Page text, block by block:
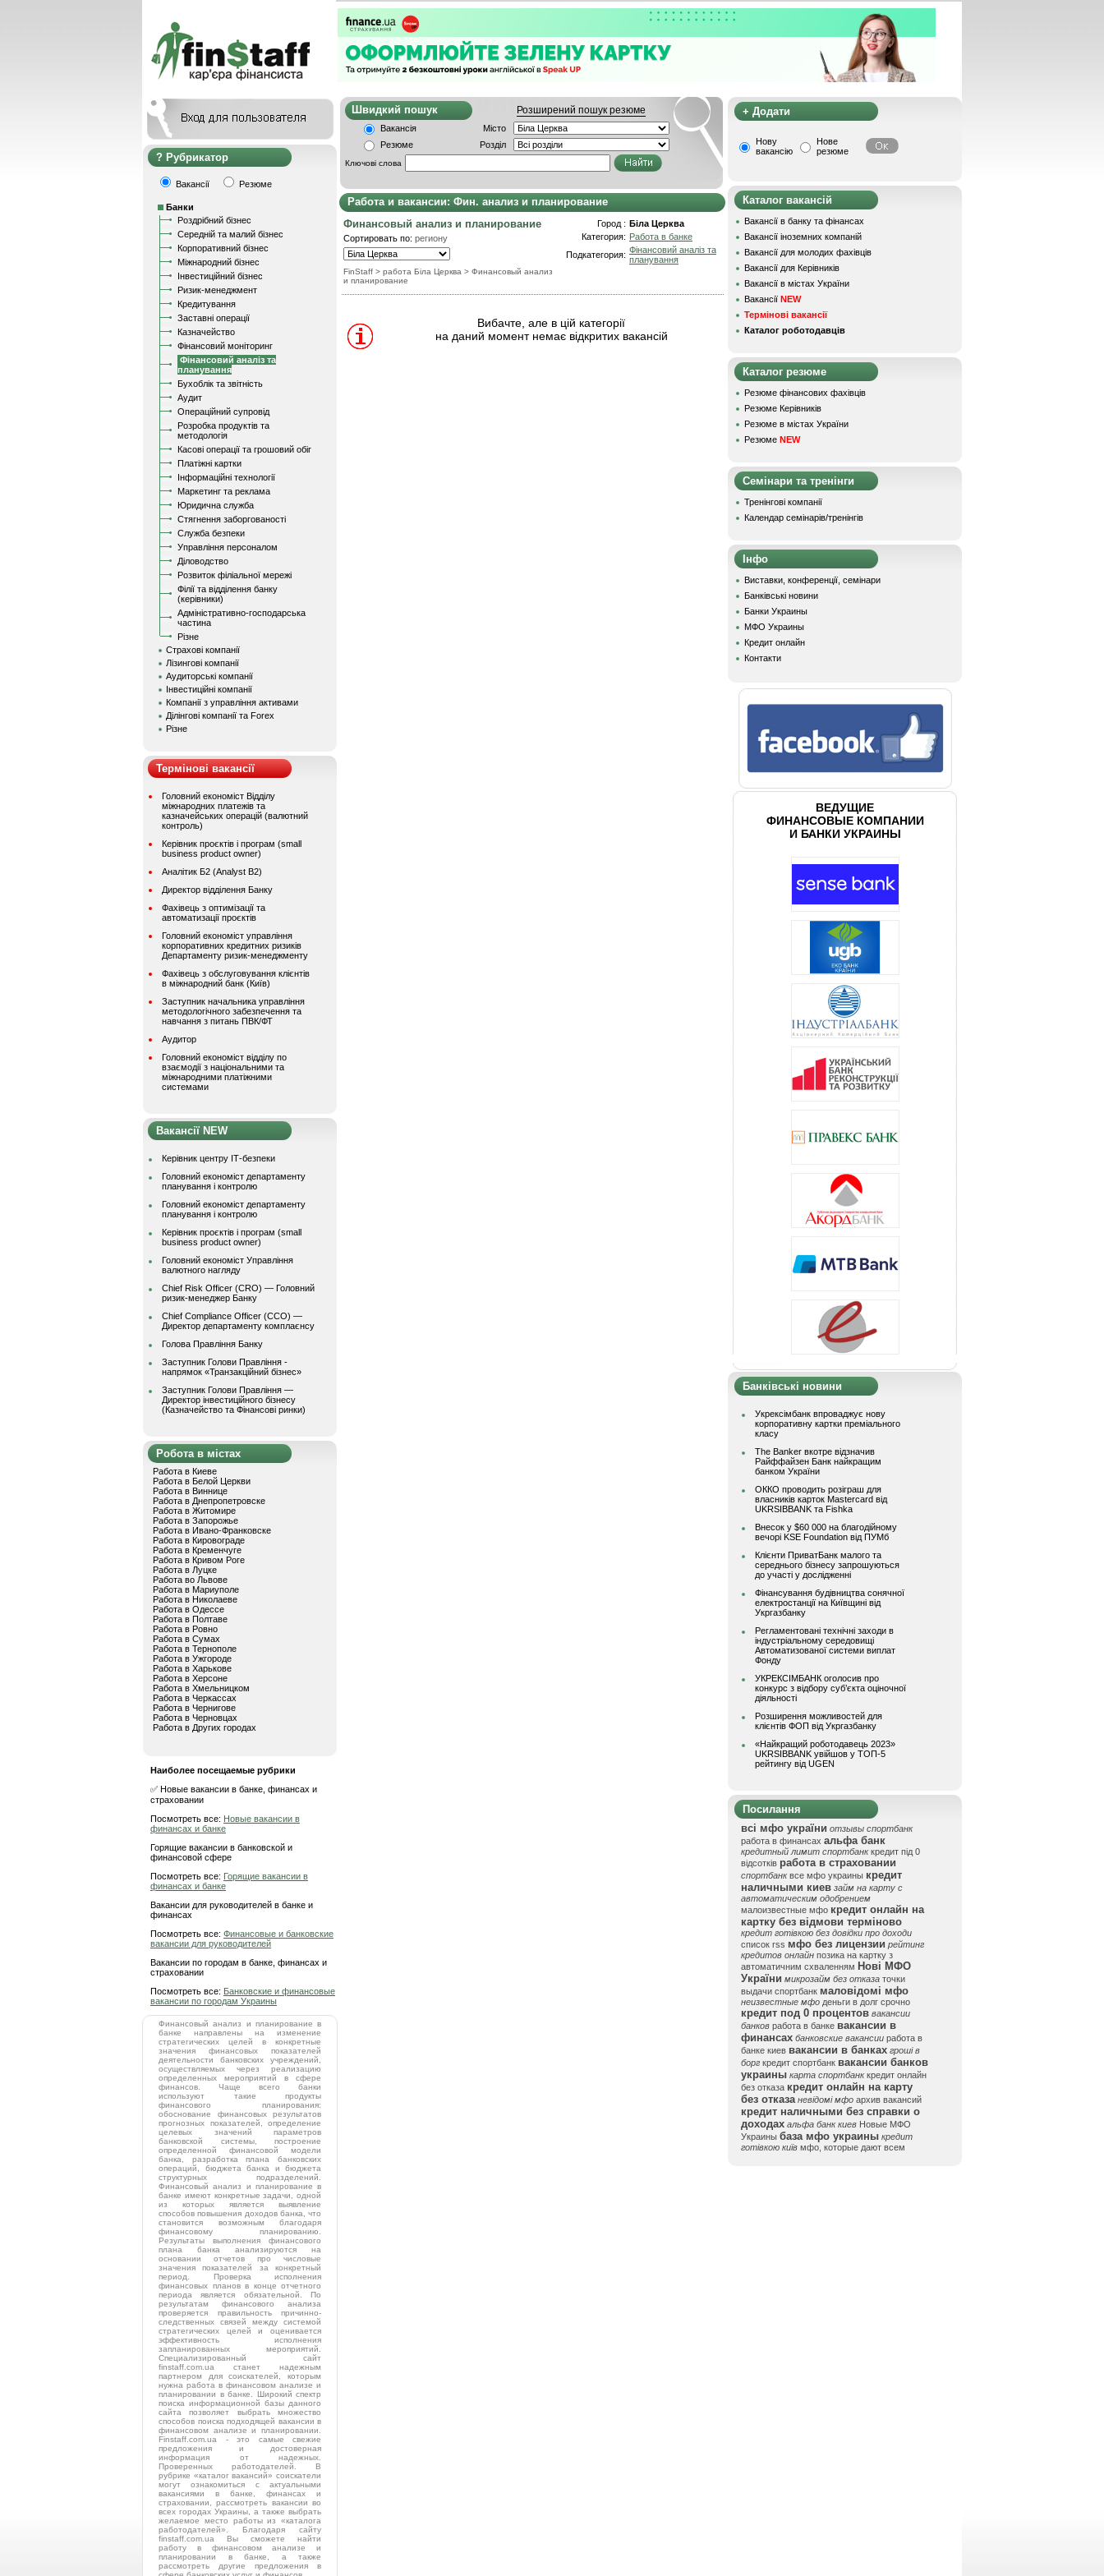
Рубрикатор
Вакансії Резюме
Банки
Роздрібний бізнес
Середній та малий бізнес
Корпоративний бізнес
Міжнародний бізнес
Інвестиційний бізнес
Ризик-менеджмент
Кредитування
Заставні операції
Казначейство
Фінансовий моніторинг
Фінансовий аналіз та
планування
Бухоблік та звітність
Аудит
Операційний супровід
Розробка продуктів та
методологія
Касові операції та грошовий обіг
Платіжні картки
Інформаційні технології
Маркетинг та реклама
Юридична служба
Стягнення заборгованості
Служба безпеки
Управління персоналом
Діловодство
Розвиток філіальної мережі
Філії та відділення банку
(керівники)
Адміністративно-господарська
частина
Різне
Страхові компанії
Лізингові компанії
Аудиторські компанії
Інвестиційні компанії
Компанії з управління активами
Ділінгові компанії та Forex
Різне
Термінові вакансії
Головний економіст Відділу
міжнародних платежів та
казначейських операцій (валютний
контроль)
Керівник проєктів і програм (small
business product owner)
Аналітик Б2 (Analyst B2)
Директор відділення Банку
Фахівець з оптимізації та
автоматизації проєктів
Головний економіст управління
корпоративних кредитних ризиків
Департаменту ризик-менеджменту
Фахівець з обслуговування клієнтів
в міжнародний банк (Київ)
Заступник начальника управління
методологічного забезпечення та
навчання з питань ПВК/ФТ
Аудитор
Головний економіст відділу по
взаємодії з національними та
міжнародними платіжними
системами
Вакансії NEW
Керівник центру ІТ-безпеки
Головний економіст департаменту
планування і контролю
Головний економіст департаменту
планування і контролю
Керівник проєктів і програм (small
business product owner)
Головний економіст Управління
валютного нагляду
Chief Risk Officer (CRO) — Головний
ризик-менеджер Банку
Chief Compliance Officer (CCO) —
Директор департаменту комплаєнсу
Голова Правління Банку
Заступник Голови Правління -
напрямок «Транзакційний бізнес»
Заступник Голови Правління —
Директор інвестиційного бізнесу
(Казначейство та Фінансові ринки)
Робота в містах
Работа в Киеве
Работа в Белой Церкви
Работа в Виннице
Работа в Днепропетровске
Работа в Житомире
Работа в Запорожье
Работа в Ивано-Франковске
Работа в Кировограде
Работа в Кременчуге
Работа в Кривом Роге
Работа в Луцке
Работа во Львове
Работа в Мариуполе
Работа в Николаеве
Работа в Одессе
Работа в Полтаве
Работа в Ровно
Работа в Сумах
Работа в Тернополе
Работа в Ужгороде
Работа в Харькове
Работа в Херсоне
Работа в Хмельницком
Работа в Черкассах
Работа в Чернигове
Работа в Черновцах
Работа в Других городах
Наиболее посещаемые рубрики
✅ Новые вакансии в банке, финансах и
страховании
Посмотреть все: Новые вакансии в
финансах и банке
Горящие вакансии в банковской и
финансовой сфере
Посмотреть все: Горящие вакансии в
финансах и банке
Вакансии для руководителей в банке и
финансах
Посмотреть все: Финансовые и банковские
вакансии для руководителей
Вакансии по городам в банке, финансах и
страховании
Посмотреть все: Банковские и финансовые
вакансии по городам Украины
Финансовый анализ и планирование в
банке направлены на изменение
стратегических целей в конкретные
значения финансовых показателей
деятельности банковских учреждений,
осуществляемых через реализацию
определенных мероприятий в сфере
финансов. Чаще всего банки
используют такие продукты
финансового планирования:
обоснование финансовых результатов
прогнозных показателей, определение
целевых значений параметров
банковской системы, построение
определенной финансовой модели
банка, разработка плана банковских
операций, бюджета банка и бюджета
структурных подразделений.
Финансовый анализ и планирование в
банке имеют конкретные задачи, одной
из которых является выявление
способов повышения доходов банка, что
становится возможным благодаря
финансовому планированию.
Результаты выполнения финансового
плана банка анализируются на
основании отчетов про числовые
значения показателей за конкретный
период. Проверка исполнения
финансовых планов в конце отчетного
периода является обязательной. По
результатам финансового анализа
проверяется правильность причинно-
следственных связей между системой
стратегических целей и оценивается
эффективность исполнения
запланированных мероприятий.
Специализированный сайт
finstaff.com.ua станет надежным
партнером для соискателей, которым
нужна работа в финансовом анализе и
планировании в банке. Широкий спектр
поиска информационной базы данного
сайта позволяет выбрать множество
способов поиска подходящей вакансии в
финансовом анализе и планировании.
Finstaff.com.ua - это самые свежие
предложения и достоверная
информация от надежных.
Проверенных работодателей. В
рубрике «каталог вакансий» соискатели
могут ознакомиться с актуальными
вакансиями в банке, финансах и
страховании, рассмотреть вакансии во
всех городах Украины, а также выбрать
желаемое место работы из «каталога
работодателей». Благодаря сайту
finstaff.com.ua Вы сможете найти
работу в финансовом анализе и
планировании в банке, а также
рассмотреть другие предложения в
Швидкий пошук Розширений пошук резюме
Вакансія
Місто
Резюме
Розділ
Ключові слова
Работа и вакансии: Фин. анализ и планирование
Финансовый анализ и планирование
Сортировать по: региону
FinStaff > работа Біла Церква > Финансовый анализ
и планирование
Город : Біла Церква
Категория: Работа в банке
Подкатегория: Фінансовий аналіз та
планування
Вибачте, але в цій категорії
на даний момент немає відкритих вакансій
+ Додати
Нову
вакансію
Нове
резюме
Каталог вакансій
Вакансії в банку та фінансах
Вакансії іноземних компаній
Вакансії для молодих фахівців
Вакансії для Керівників
Вакансії в містах України
Вакансії NEW
Термінові вакансії
Каталог роботодавців
Каталог резюме
Резюме фінансових фахівців
Резюме Керівників
Резюме в містах України
Резюме NEW
Семінари та тренінги
Тренінгові компанії
Календар семінарів/тренінгів
Інфо
Виставки, конференції, семінари
Банківські новини
Банки Украины
МФО Украины
Кредит онлайн
Контакти
ВЕДУЩИЕ
ФИНАНСОВЫЕ КОМПАНИИ
И БАНКИ УКРАИНЫ
Банківські новини
Укрексімбанк впроваджує нову
корпоративну картки преміального
класу
The Banker вкотре відзначив
Райффайзен Банк найкращим
банком України
ОККО проводить розіграш для
власників карток Mastercard від
UKRSIBBANK та Fishka
Внесок у $60 000 на благодійному
вечорі KSE Foundation від ПУМб
Клієнти ПриватБанк малого та
середнього бізнесу запрошуються
до участі у дослідженні
Фінансування будівництва сонячної
електростанції на Київщині від
Укргазбанку
Регламентовані технічні заходи в
індустріальному середовищі
Автоматизованої системи виплат
Фонду
УКРЕКСІМБАНК оголосив про
конкурс з відбору суб’єкта оціночної
діяльності
Розширення можливостей для
клієнтів ФОП від Укргазбанку
«Найкращий роботодавець 2023»
UKRSIBBANK увійшов у ТОП-5
рейтингу від UGEN
Посилання
всі мфо україни отзывы спортбанк
работа в финансах альфа банк
кредитный лимит спортбанк кредит під 0
відсотків работа в страховании
спортбанк все мфо украины кредит
наличными киев займ на карту с
автоматическим одобрением
малоизвестные мфо кредит онлайн на
картку без відмови терміново
кредит готівкою без довідки про доходи
список rss мфо без лицензии рейтинг
кредитов онлайн позика на картку з
автоматичним схваленням Нові МФО
України микрозайм без отказа точки
выдачи спортбанк маловідомі мфо
неизвестные мфо деньги в долг срочно
кредит под 0 процентов вакансии
банков работа в банке вакансии в
финансах банковские вакансии работа в
банке киев вакансии в банках гроші в
борг кредит спортбанк вакансии банков
украины карта спортбанк кредит онлайн
без отказа кредит онлайн на карту
без отказа невідомі мфо архив вакансий
кредит наличными без справки о
доходах альфа банк киев Новые МФО
Украины база мфо украины кредит
готівкою київ мфо, которые дают всем